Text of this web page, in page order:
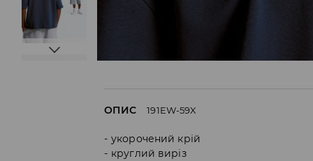
ОПИС 191EW-59X
укорочений крій
круглий виріз